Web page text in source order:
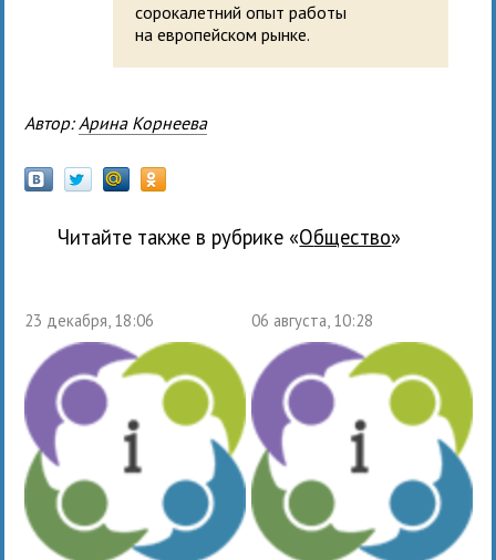
сорокалетний опыт работы
на европейском рынке.
Автор: Арина Корнеева
Читайте также в рубрике « общество»
23 декабря, 18:06 06 августа, 10:28